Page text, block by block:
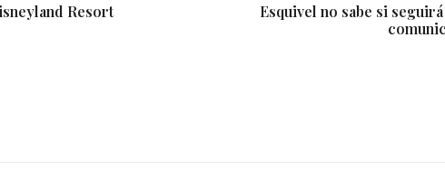
Resort
Esquivel no sabe si